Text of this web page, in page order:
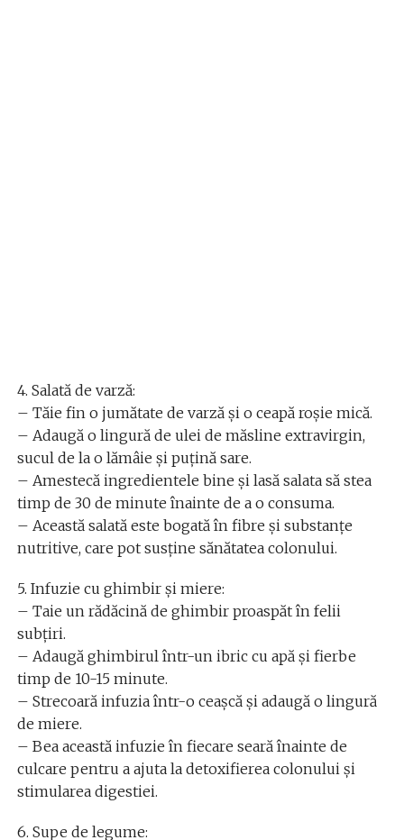
4. Salată de varză:
– Tăie fin o jumătate de varză și o ceapă roșie mică.
– Adaugă o lingură de ulei de măsline extravirgin,
sucul de la o lămâie și puțină sare.
– Amestecă ingredientele bine și lasă salata să stea
timp de 30 de minute înainte de a o consuma.
– Această salată este bogată în fibre și substanțe
nutritive, care pot susține sănătatea colonului.
5. Infuzie cu ghimbir și miere:
– Taie un rădăcină de ghimbir proaspăt în felii
subțiri.
– Adaugă ghimbirul într-un ibric cu apă și fierbe
timp de 10-15 minute.
– Strecoară infuzia într-o ceașcă și adaugă o lingură
de miere.
– Bea această infuzie în fiecare seară înainte de
culcare pentru a ajuta la detoxifierea colonului și
stimularea digestiei.
6. Supe de legume: